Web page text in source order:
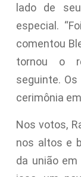
lado de
especial.
comentou
tornou o
seguinte.
cerimônia
Nos votos,
nos altos e
da união